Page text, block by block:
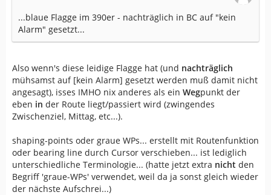
...blaue Flagge im 390er - nachträglich in BC auf "kein
Alarm" gesetzt...
Also wenn's diese leidige Flagge hat (und nachträglich
mühsamst auf [kein Alarm] gesetzt werden muß damit nicht
angesagt), isses IMHO nix anderes als ein Wegpunkt der
eben in der Route liegt/passiert wird (zwingendes
Zwischenziel, Mittag, etc...).
shaping-points oder graue WPs... erstellt mit Routenfunktion
oder bearing line durch Cursor verschieben... ist lediglich
unterschiedliche Terminologie... (hatte jetzt extra nicht den
Begriff 'graue-WPs' verwendet, weil da ja sonst gleich wieder
der nächste Aufschrei...)